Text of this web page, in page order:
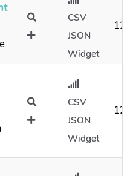
CSV
JSON
Widget
CSV
JSON
Widget